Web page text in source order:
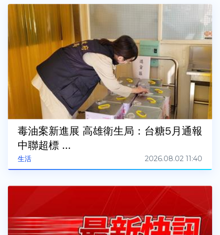
生活
毒油案新進展 高雄衛生局：台糖5月通報
中聯超標 ...
2026.08.02 11:40